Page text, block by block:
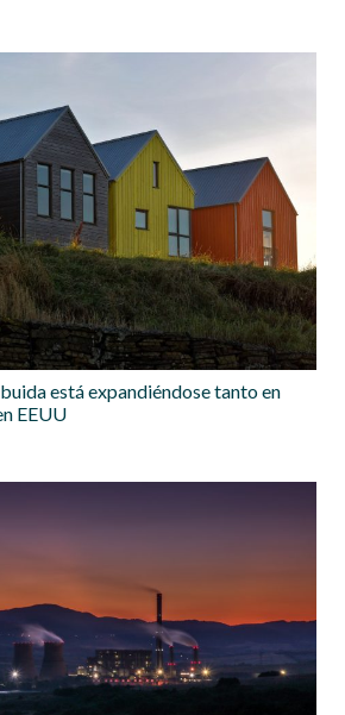
está expandiéndose tanto en
EEUU